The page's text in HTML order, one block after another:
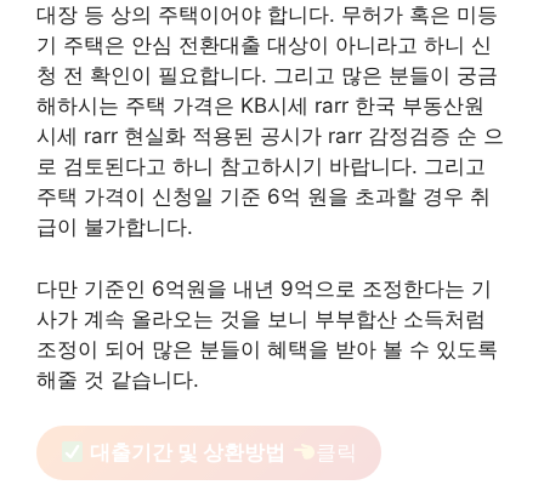
대장 등 상의 주택이어야 합니다. 무허가 혹은 미등
기 주택은 안심 전환대출 대상이 아니라고 하니 신
청 전 확인이 필요합니다. 그리고 많은 분들이 궁금
해하시는 주택 가격은 KB시세 rarr 한국 부동산원
시세 rarr 현실화 적용된 공시가 rarr 감정검증 순 으
로 검토된다고 하니 참고하시기 바랍니다. 그리고
주택 가격이 신청일 기준 6억 원을 초과할 경우 취
급이 불가합니다.
다만 기준인 6억원을 내년 9억으로 조정한다는 기
사가 계속 올라오는 것을 보니 부부합산 소득처럼
조정이 되어 많은 분들이 혜택을 받아 볼 수 있도록
해줄 것 같습니다.
대출기간 및 상환방법 클릭